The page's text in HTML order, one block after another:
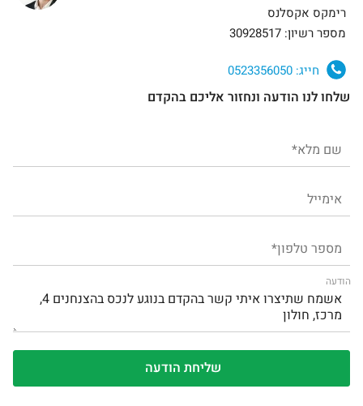
רימקס אקסלנס
מספר רשיון: 30928517
חייג:
שלחו לנו הודעה ונחזור אליכם בהקדם
הודעה